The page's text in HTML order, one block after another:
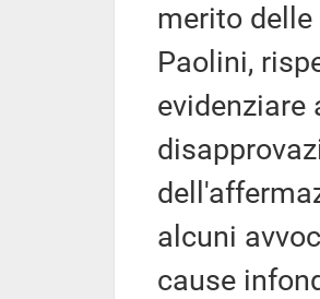
merito
Paolini,
evidenziare
alcuni
cause